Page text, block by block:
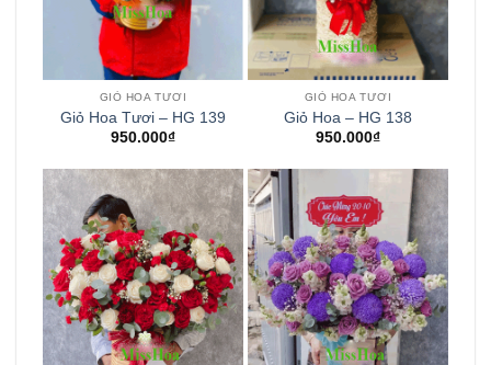
GIỎ HOA TƯƠI
Giỏ Hoa Tươi – HG 139
950.000₫
GIỎ HOA TƯƠI
Giỏ Hoa – HG 138
950.000₫